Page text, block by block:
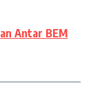
Antar BEM